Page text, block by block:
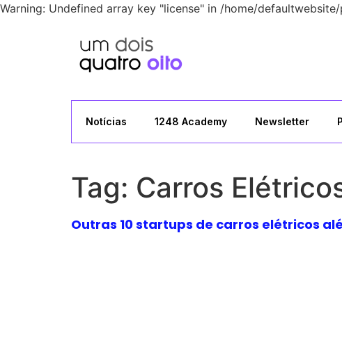
Warning: Undefined array key "license" in /home/
Notícias 1248 Academy Newsletter
Tag: Carros
Outras 10 startups de carros elétricos